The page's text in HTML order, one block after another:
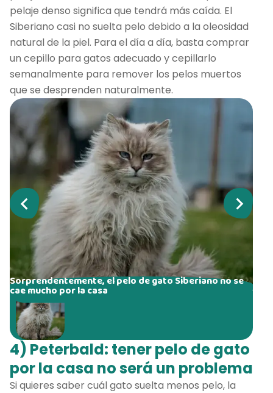
pelaje denso significa que tendrá más caída. El
Siberiano casi no suelta pelo debido a la oleosidad
natural de la piel. Para el día a día, basta comprar
un cepillo para gatos adecuado y cepillarlo
semanalmente para remover los pelos muertos
que se desprenden naturalmente.
Sorprendentemente, el pelo de gato Siberiano no se
cae mucho por la casa
4) Peterbald: tener pelo de gato
por la casa no será un problema
Si quieres saber cuál gato suelta menos pelo, la